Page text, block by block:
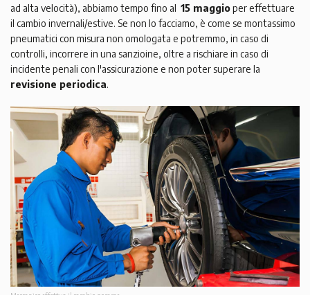
ad alta velocità), abbiamo tempo fino al 15 maggioper effettuare
il cambio invernali/estive. Se non lo facciamo, è come se montassimo
pneumatici con misura non omologata e potremmo, in caso di
controlli, incorrere in una sanzioine, oltre a rischiare in caso di
incidente penali con l'assicurazione e non poter superare la
revisione periodica.